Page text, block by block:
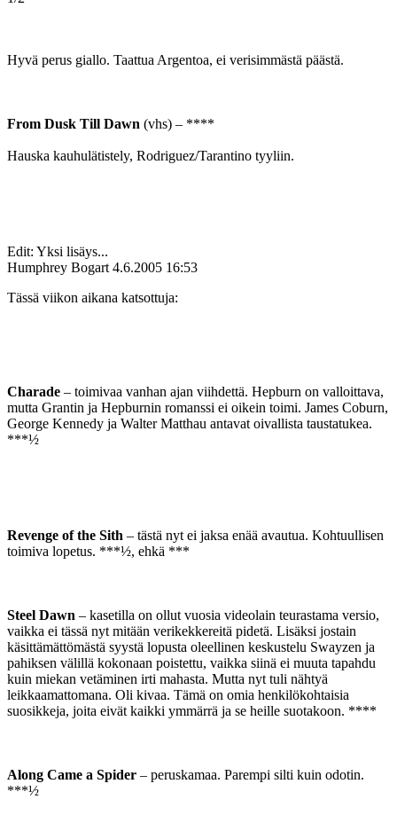
Hyvä perus giallo. Taattua Argentoa, ei verisimmästä päästä.
From Dusk Till Dawn (vhs) – ****
Hauska kauhulätistely, Rodriguez/Tarantino tyyliin.
Edit: Yksi lisäys...
Humphrey Bogart 4.6.2005 16:53
Tässä viikon aikana katsottuja:
Charade – toimivaa vanhan ajan viihdettä. Hepburn on valloittava,
mutta Grantin ja Hepburnin romanssi ei oikein toimi. James Coburn,
George Kennedy ja Walter Matthau antavat oivallista taustatukea.
***½
Revenge of the Sith – tästä nyt ei jaksa enää avautua. Kohtuullisen
toimiva lopetus. ***½, ehkä ***
Steel Dawn – kasetilla on ollut vuosia videolain teurastama versio,
vaikka ei tässä nyt mitään verikekkereitä pidetä. Lisäksi jostain
käsittämättömästä syystä lopusta oleellinen keskustelu Swayzen ja
pahiksen välillä kokonaan poistettu, vaikka siinä ei muuta tapahdu
kuin miekan vetäminen irti mahasta. Mutta nyt tuli nähtyä
leikkaamattomana. Oli kivaa. Tämä on omia henkilökohtaisia
suosikkeja, joita eivät kaikki ymmärrä ja se heille suotakoon. ****
Along Came a Spider – peruskamaa. Parempi silti kuin odotin.
***½